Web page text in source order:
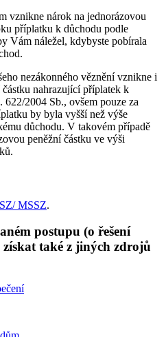
vznikne nárok na jednorázovou
příplatku k důchodu podle
Vám náležel, kdybyste pobírala
nezákonného věznění vznikne i
nahrazující příplatek k
2004 Sb., ovšem pouze za
by byla vyšší než výše
důchodu. V takovém případě
peněžní částku ve výši
MSSZ.
postupu (o řešení
získat také z jiných zdrojů